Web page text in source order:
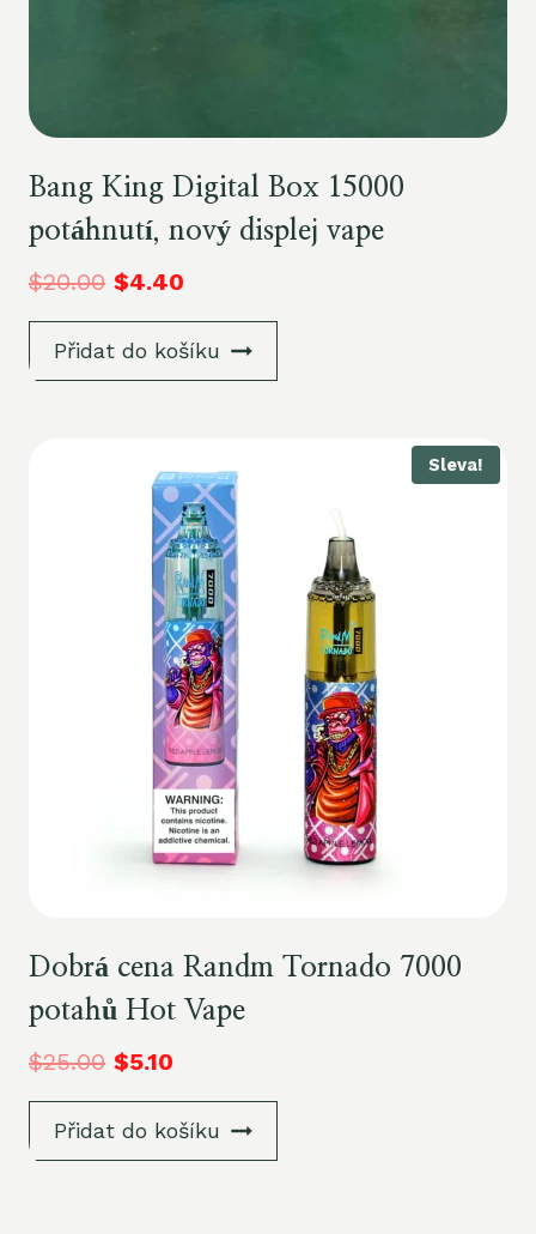
Bang King Digital Box 15000
potáhnutí, nový displej vape
$20.00 $4.40
Přidat do košíku
Sleva!
Dobrá cena Randm Tornado 7000
potahů Hot Vape
$25.00 $5.10
Přidat do košíku